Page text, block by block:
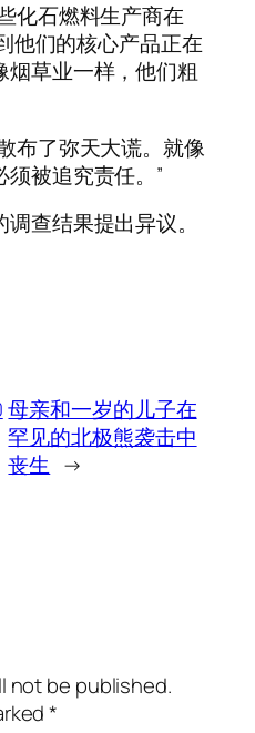
化石燃料生产商在
他们的核心产品正在
烟草业一样，他们粗
布了弥天大谎。就像
被追究责任。”
查结果提出异议。
母亲和一岁的儿子在
罕见的北极熊袭击中
丧生 →
not be published.
*